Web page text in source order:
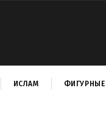
ИСЛАМ ФИГУРНЫЕ